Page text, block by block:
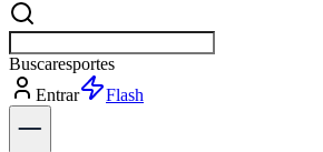
Buscarpolítica
Entrar
Flash